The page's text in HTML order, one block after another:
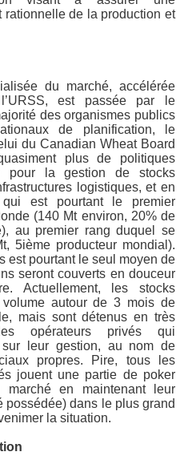
rationnelle de la production et
du marché, accélérée
est passée par le
des organismes publics
de planification, le
du Canadian Wheat Board
plus de politiques
pour la gestion de stocks
logistiques, et en
qui est pourtant le premier
(140 Mt environ, 20% de
au premier rang duquel se
5ième producteur mondial).
est pourtant le seul moyen de
seront couverts en douceur
Actuellement, les stocks
autour de 3 mois de
mais sont détenus en très
opérateurs privés qui
sur leur gestion, au nom de
propres. Pire, tous les
jouent une partie de poker
en maintenant leur
possédée) dans le plus grand
la situation.